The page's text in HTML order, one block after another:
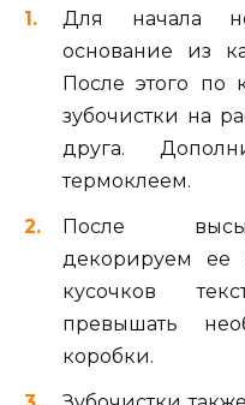
Для начала
основание из
После этого по
зубочистки на
друга.
термоклеем.
После
декорируем ее
кусочков
превышать
коробки.